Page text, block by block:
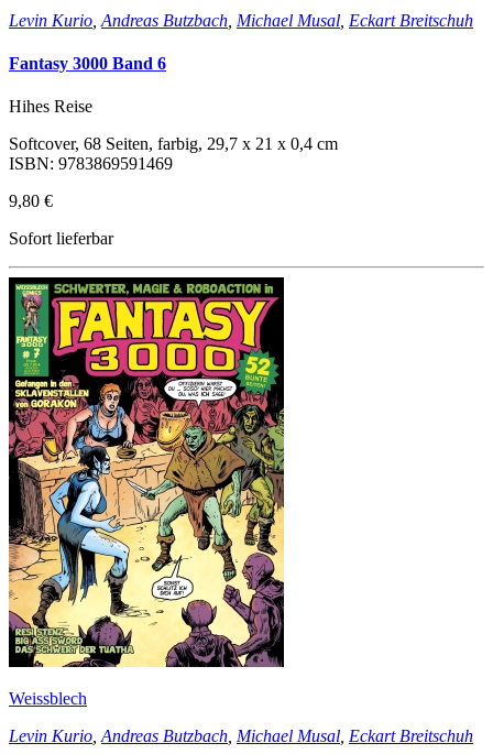
Levin Kurio Andreas Butzbach Michael Musal Eckart Breitschuh
Fantasy 3000 Band 6
Hihes Reise
Softcover, 68 Seiten, farbig, 29,7 x 21 x 0,4 cm
ISBN: 9783869591469
9,80 €
Sofort lieferbar
Weissblech
Levin Kurio Andreas Butzbach Michael Musal Eckart Breitschuh